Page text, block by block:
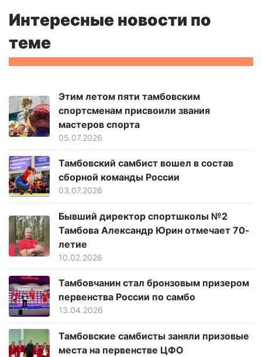
Интересные новости по
теме
Этим летом пяти тамбовским
спортсменам присвоили звания
мастеров спорта
05.07.2026
Тамбовский самбист вошел в состав
сборной команды России
03.07.2026
Бывший директор спортшколы №2
Тамбова Александр Юрин отмечает 70-
летие
10.02.2026
Тамбовчанин стал бронзовым призером
первенства России по самбо
13.04.2026
Тамбовские самбисты заняли призовые
места на первенстве ЦФО